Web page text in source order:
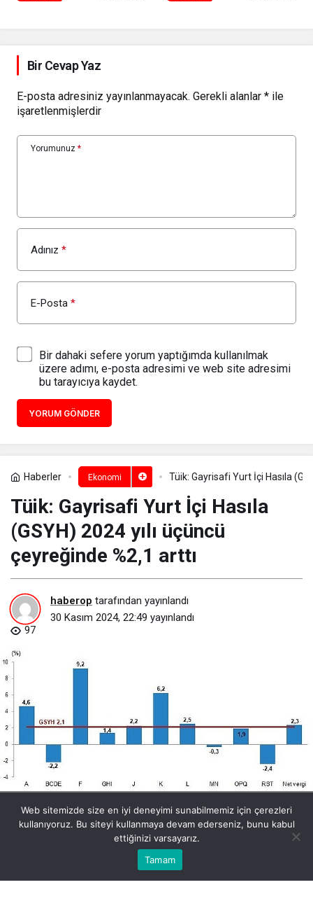
Bir Cevap Yaz
E-posta adresiniz yayınlanmayacak. Gerekli alanlar * ile
işaretlenmişlerdir
Yorumunuz *
Adınız *
E-Posta *
Bir dahaki sefere yorum yaptığımda kullanılmak
üzere adımı, e-posta adresimi ve web site adresimi
bu tarayıcıya kaydet.
YORUM GÖNDER
Haberler Ekonomi Tüik: Gayrisafi Yurt İçi Hasıla
Tüik: Gayrisafi Yurt İçi Hasıla
(GSYH) 2024 yılı üçüncü
çeyreğinde %2,1 arttı
haberop tarafından yayınlandı
30 Kasım 2024, 22:49 yayınlandı
97
tuik-gayrisafi-yurt-ici-hasila-gsyh-2024-yili-ucuncu-ceyreginde-21-
Bu web sitesinde en iyi deneyimi yaşamanızı sağlamak için
Eczaneler
Web sitemizde size en iyi deneyimi sunabilmemiz için çerezleri
kullanıyoruz. Bu siteyi kullanmaya devam ederseniz, bunu kabul
ettiğinizi varsayarız.
Tamam